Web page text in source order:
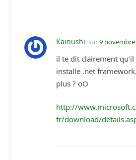
Kainushi sur9 novembre
il te dit clairement
installe .net
plus ? oO
http://
fr/download/